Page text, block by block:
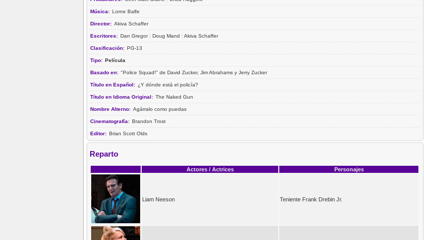
Música: Lorne Balfe
Director: Akiva Schaffer
Escritores: Dan Gregor| Doug Mand | Akiva Schaffer
Clasificación: PG-13
Tipo: Película
Basado en: "Police Squad!" de David Zucker, Jim Abrahams y Jerry Zucker
Título en Español: ¿Y dónde está el policía?
Título en Idioma Original: The Naked Gun
Nombre Alterno: Agárralo como puedas
Cinematografía: Brandon Trost
Editor: Brian Scott Olds
Reparto
Actores / Actrices Personajes
Liam Neeson Teniente Frank Drebin Jr.